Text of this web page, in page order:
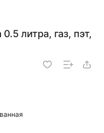
литра, газ, пэт,